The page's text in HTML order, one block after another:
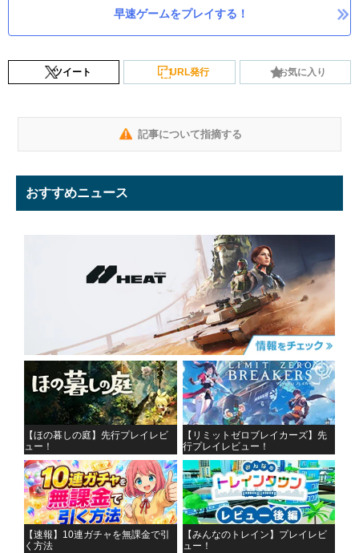
早速ゲームをプレイする！
ツイート URL発行 お気に入り
記事について指摘する
おすすめニュース
【ほの暮しの庭】先行プレイレビ
ュー！
【リミットゼロブレイカーズ】先
行プレイレビュー！
【速報】10連ガチャを無課金で引
く方法
【みんなのトレイン】プレイレビ
ュー！